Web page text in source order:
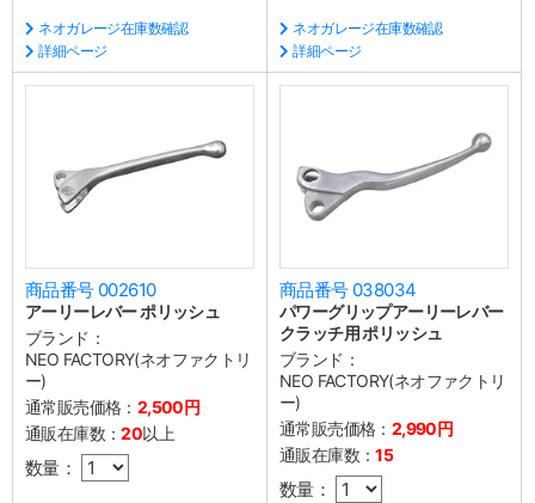
ネオガレージ在庫数確認
詳細ページ
ネオガレージ在庫数確認
詳細ページ
商品番号 002610
アーリーレバー ポリッシュ
ブランド：
NEO FACTORY(ネオファクトリ
ー)
通常販売価格： 2,500円
通販在庫数：20以上
数量：
商品番号 038034
パワーグリップアーリーレバー
クラッチ用 ポリッシュ
ブランド：
NEO FACTORY(ネオファクトリ
ー)
通常販売価格： 2,990円
通販在庫数：15
数量：